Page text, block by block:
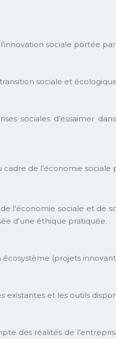
sociale portée
sociale et
sociales d’essaimer
de l’économie
l'économie sociale et de
d'une éthique pratiquée.
(projets
existantes et les outils
des réalités de